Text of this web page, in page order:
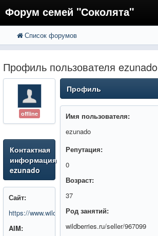
Форум семей "Соколята"
FAQ
Регистрация
Вход
Список форумов
Профиль пользователя ezunado
offline
Контактная
информация
ezunado
Сайт:
https://www.wildberries.ru/seller/967099
AIM:
Профиль
Имя пользователя:
ezunado
Репутация:
0
Возраст:
37
Род занятий:
wildberries.ru/seller/967099